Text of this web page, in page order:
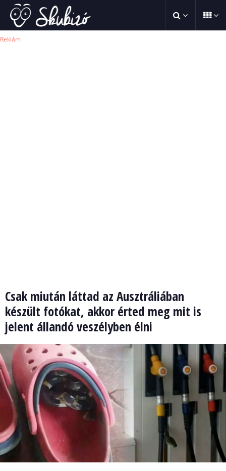
Reklám
Csak miután láttad az Ausztráliában
készült fotókat, akkor érted meg mit is
jelent állandó veszélyben élni